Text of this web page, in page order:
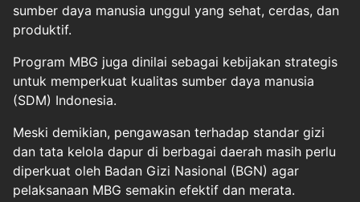
sumber daya manusia unggul yang sehat, cerdas, dan
produktif.
Program MBG juga dinilai sebagai kebijakan strategis
untuk memperkuat kualitas sumber daya manusia
(SDM) Indonesia.
Meski demikian, pengawasan terhadap standar gizi
dan tata kelola dapur di berbagai daerah masih perlu
diperkuat oleh Badan Gizi Nasional (BGN) agar
pelaksanaan MBG semakin efektif dan merata.